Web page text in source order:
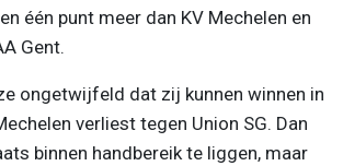
één punt meer dan KV Mechelen en
Gent.
ongetwijfeld dat zij kunnen winnen in
verliest tegen Union SG. Dan
binnen handbereik te liggen, maar